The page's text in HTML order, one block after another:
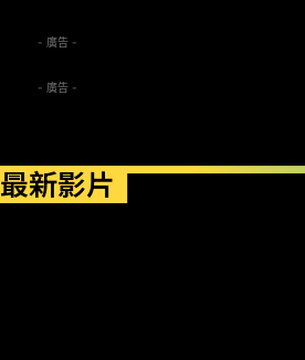
- 廣告 -
- 廣告 -
最新影片